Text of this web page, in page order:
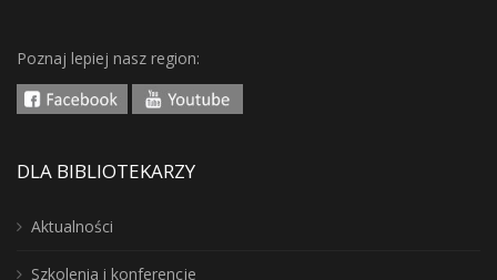
Poznaj lepiej nasz region:
DLA BIBLIOTEKARZY
Aktualności
Szkolenia i konferencje